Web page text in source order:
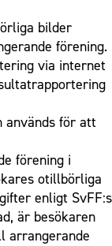
bilder
förening.
via internet
används för att
förening i
otillbörliga
enligt SvFF:s
är besökaren
arrangerande